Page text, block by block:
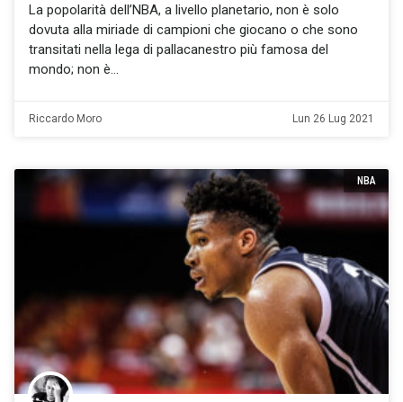
La popolarità dell’NBA, a livello planetario, non è solo
dovuta alla miriade di campioni che giocano o che sono
transitati nella lega di pallacanestro più famosa del
mondo; non è
Riccardo Moro Lun 26 Lug 2021
NBA